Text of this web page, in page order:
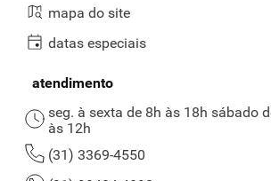
mapa do site
datas especiais
atendimento
seg. à sexta de 8h às 18h sábado
às 12h
(31) 3369-4550